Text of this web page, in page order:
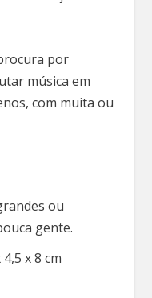
por
música em
com muita ou
ou
gente.
x 8 cm